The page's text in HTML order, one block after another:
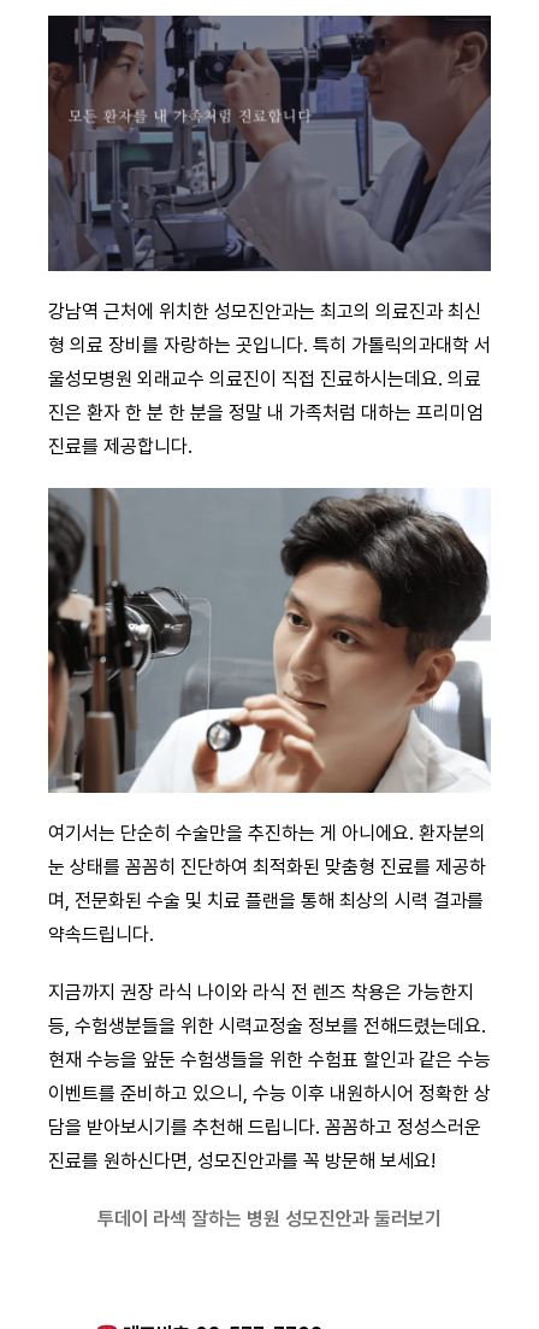
강남역 근처에 위치한 성모진안과는 최고의 의료진과 최신
형 의료 장비를 자랑하는 곳입니다. 특히 가톨릭의과대학 서
울성모병원 외래교수 의료진이 직접 진료하시는데요. 의료
진은 환자 한 분 한 분을 정말 내 가족처럼 대하는 프리미엄
진료를 제공합니다.
여기서는 단순히 수술만을 추진하는 게 아니에요. 환자분의
눈 상태를 꼼꼼히 진단하여 최적화된 맞춤형 진료를 제공하
며, 전문화된 수술 및 치료 플랜을 통해 최상의 시력 결과를
약속드립니다.
지금까지 권장 라식 나이와 라식 전 렌즈 착용은 가능한지
등, 수험생분들을 위한 시력교정술 정보를 전해드렸는데요.
현재 수능을 앞둔 수험생들을 위한 수험표 할인과 같은 수능
이벤트를 준비하고 있으니, 수능 이후 내원하시어 정확한 상
담을 받아보시기를 추천해 드립니다. 꼼꼼하고 정성스러운
진료를 원하신다면, 성모진안과를 꼭 방문해 보세요!
투데이 라섹 잘하는 병원 성모진안과 둘러보기